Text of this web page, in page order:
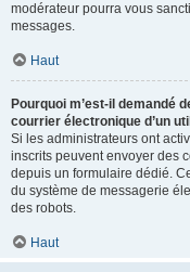
modérateur pourra vous
messages.
Haut
Pourquoi m’est-il demandé
courrier électronique d’un
Si les administrateurs ont
inscrits peuvent envoyer des
depuis un formulaire dédié.
du système de messagerie
des robots.
Haut